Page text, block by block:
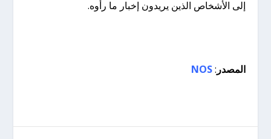
إلى الأشخاص الذين يريدون إخبار ما رأوه.
المصدر :
NOS